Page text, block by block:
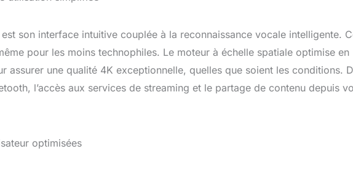
son interface intuitive couplée à la reconnaissance vocale intelligente.
pour les moins technophiles. Le moteur à échelle spatiale optimise en
assurer une qualité 4K exceptionnelle, quelles que soient les conditions.
l’accès aux services de streaming et le partage de contenu depuis
optimisées